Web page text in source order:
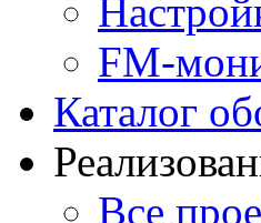
FM-
Каталог
Все